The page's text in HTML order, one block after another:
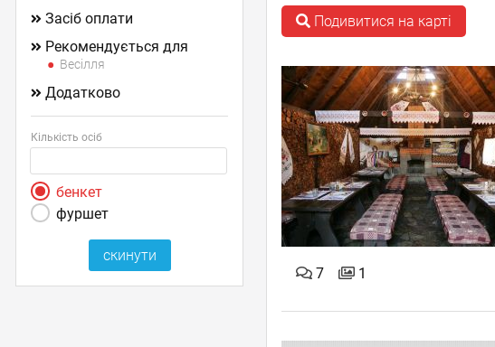
Подивитися на карті
7 1
Засіб оплати
Рекомендується для
Весілля
Додатково
Кількість осіб
бенкет
фуршет